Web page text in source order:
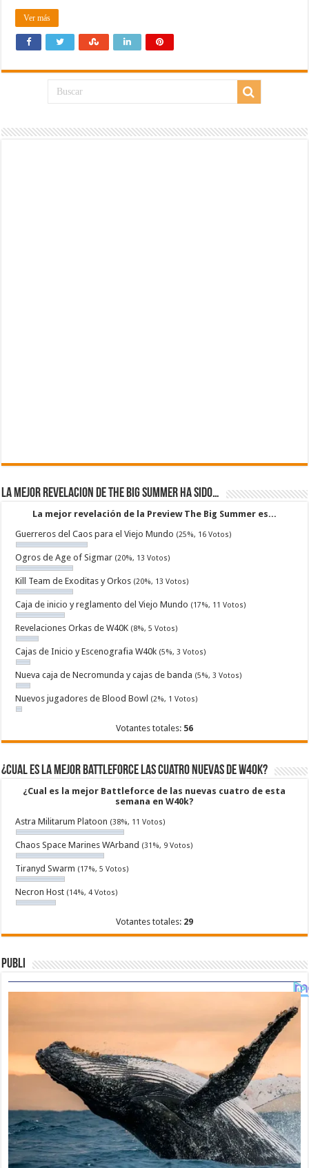
Ver más
La mejor revelacion de The Big Summer ha sido…
La mejor revelación de la Preview The Big Summer es...
Guerreros del Caos para el Viejo Mundo (25%, 16 Votos)
Ogros de Age of Sigmar (20%, 13 Votos)
Kill Team de Exoditas y Orkos (20%, 13 Votos)
Caja de inicio y reglamento del Viejo Mundo (17%, 11 Votos)
Revelaciones Orkas de W40K (8%, 5 Votos)
Cajas de Inicio y Escenografia W40k (5%, 3 Votos)
Nueva caja de Necromunda y cajas de banda (5%, 3 Votos)
Nuevos jugadores de Blood Bowl (2%, 1 Votos)
Votantes totales: 56
¿Cual es la mejor Battleforce las cuatro nuevas de W40k?
¿Cual es la mejor Battleforce de las nuevas cuatro de esta
semana en W40k?
Astra Militarum Platoon (38%, 11 Votos)
Chaos Space Marines WArband (31%, 9 Votos)
Tiranyd Swarm (17%, 5 Votos)
Necron Host (14%, 4 Votos)
Votantes totales: 29
Publi